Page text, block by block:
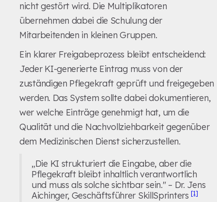
nicht gestört wird. Die Multiplikatoren
übernehmen dabei die Schulung der
Mitarbeitenden in kleinen Gruppen.
Ein klarer Freigabeprozess bleibt entscheidend:
Jeder KI-generierte Eintrag muss von der
zuständigen Pflegekraft geprüft und freigegeben
werden. Das System sollte dabei dokumentieren,
wer welche Einträge genehmigt hat, um die
Qualität und die Nachvollziehbarkeit gegenüber
dem Medizinischen Dienst sicherzustellen.
„Die KI strukturiert die Eingabe, aber die
Pflegekraft bleibt inhaltlich verantwortlich
und muss als solche sichtbar sein." – Dr. Jens
Aichinger, Geschäftsführer SkillSprinters[1]